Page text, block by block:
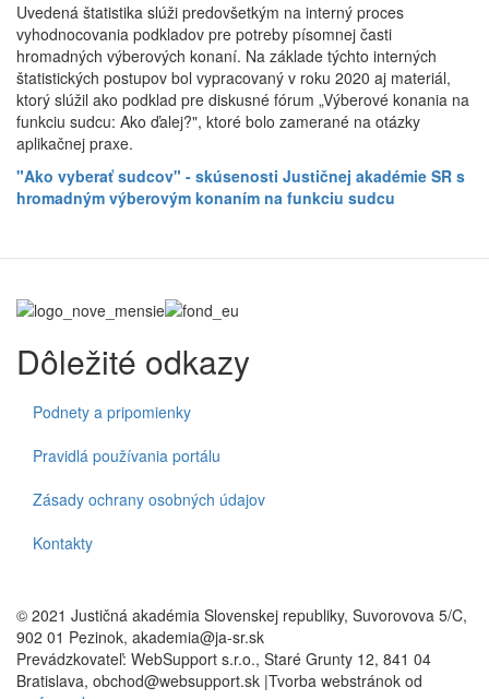
Uvedená štatistika slúži predovšetkým na interný proces
vyhodnocovania podkladov pre potreby písomnej časti
hromadných výberových konaní. Na základe týchto interných
štatistických postupov bol vypracovaný v roku 2020 aj materiál,
ktorý slúžil ako podklad pre diskusné fórum „Výberové konania na
funkciu sudcu: Ako ďalej?", ktoré bolo zamerané na otázky
aplikačnej praxe.
"Ako vyberať sudcov" - skúsenosti Justičnej akadémie SR s
hromadným výberovým konaním na funkciu sudcu
Dôležité odkazy
Podnety a pripomienky
Pravidlá používania portálu
Zásady ochrany osobných údajov
Kontakty
© 2021 Justičná akadémia Slovenskej republiky, Suvorovova 5/C,
902 01 Pezinok, akademia@ja-sr.sk
Prevádzkovateľ: WebSupport s.r.o., Staré Grunty 12, 841 04
Bratislava, obchod@websupport.sk |Tvorba webstránok od